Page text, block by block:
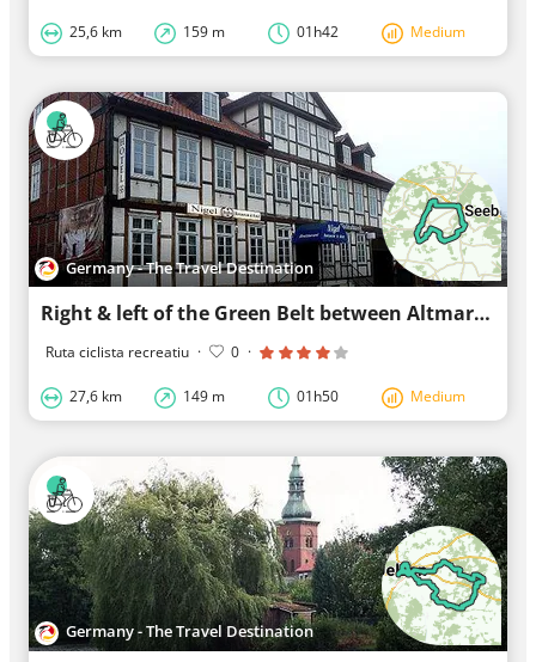
25,6 km 159 m 01h42 Medium
Germany - The Travel Destination
Right & left of the Green Belt between Altmark and Wendland
Ruta ciclista recreatiu · 0 ·
27,6 km 149 m 01h50 Medium
Germany - The Travel Destination